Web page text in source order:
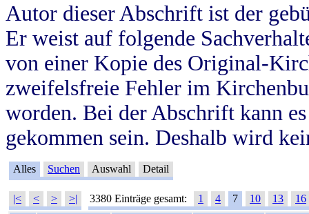
Autor dieser Abschrift ist der
Er weist auf folgende
von einer Kopie des Original-
zweifelsfreie Fehler im
worden. Bei der Abschrift kann
gekommen sein. Deshalb wird
Alles Suchen Auswahl Detail
|< < > >| 3380 Einträge gesamt: 1 4 7 10 13
16